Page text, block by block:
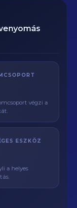
végzi a
ESZKÖZ
a helyes